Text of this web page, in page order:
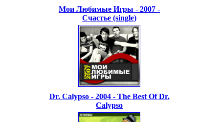
Мои Любимые Игры - 2007 -
Счастье (single)
Dr. Calypso - 2004 - The Best Of Dr.
Calypso